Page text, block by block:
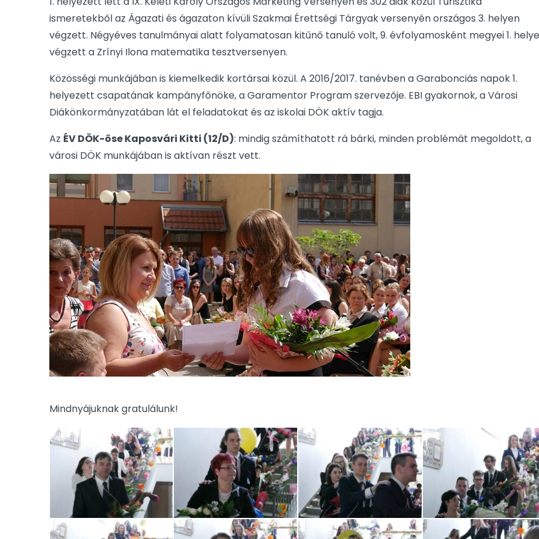
ismeretekből az Ágazati és ágazaton kívüli Szakmai Érettségi Tárgyak versenyén országos 3. helyen
végzett. Négyéves tanulmányai alatt folyamatosan kitűnő tanuló volt, 9. évfolyamosként megyei 1.
végzett a Zrínyi Ilona matematika tesztversenyen.
Közösségi munkájában is kiemelkedik kortársai közül. A 2016/2017. tanévben a Garabonciás napok 1.
helyezett csapatának kampányfőnöke, a Garamentor Program szervezője. EBI gyakornok, a Városi
Diákönkormányzatában lát el feladatokat és az iskolai DÖK aktív tagja.
Az ÉV DÖK-öse Kaposvári Kitti (12/D): mindig számíthatott rá bárki, minden problémát megoldott, a
városi DÖK munkájában is aktívan részt vett.
Mindnyájuknak gratulálunk!